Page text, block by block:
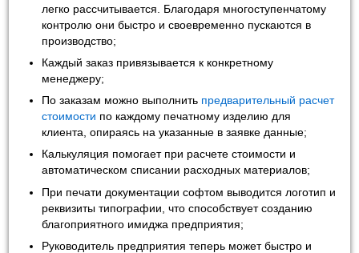
легко рассчитывается. Благодаря многоступенчатому
контролю они быстро и своевременно пускаются в
производство;
Каждый заказ привязывается к конкретному
менеджеру;
По заказам можно выполнить предварительный расчет
стоимости по каждому печатному изделию для
клиента, опираясь на указанные в заявке данные;
Калькуляция помогает при расчете стоимости и
автоматическом списании расходных материалов;
При печати документации софтом выводится логотип и
реквизиты типографии, что способствует созданию
благоприятного имиджа предприятия;
Руководитель предприятия теперь может быстро и